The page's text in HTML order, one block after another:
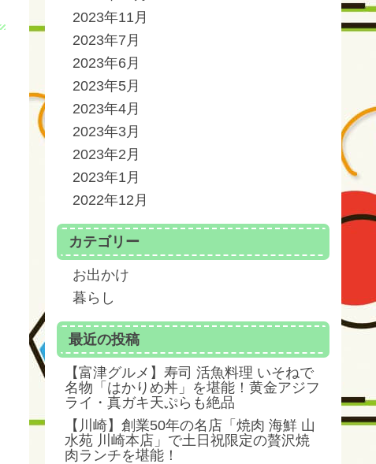
2023年11月
2023年7月
2023年6月
2023年5月
2023年4月
2023年3月
2023年2月
2023年1月
2022年12月
カテゴリー
お出かけ
暮らし
最近の投稿
【富津グルメ】寿司 活魚料理 いそねで
名物「はかりめ丼」を堪能！黄金アジフ
ライ・真ガキ天ぷらも絶品
【川崎】創業50年の名店「焼肉 海鮮 山
水苑 川崎本店」で土日祝限定の贅沢焼
肉ランチを堪能！